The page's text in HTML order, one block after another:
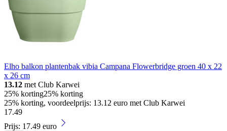
Elho balkon plantenbak vibia Campana Flowerbridge groen 40 x 22
x 26 cm
13.12 met Club Karwei
25% korting25% korting
25% korting, voordeelprijs: 13.12 euro met Club Karwei
17.49
Prijs: 17.49 euro